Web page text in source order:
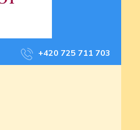
+420 725 711 703